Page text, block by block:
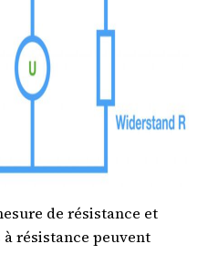
de résistance et
résistance peuvent